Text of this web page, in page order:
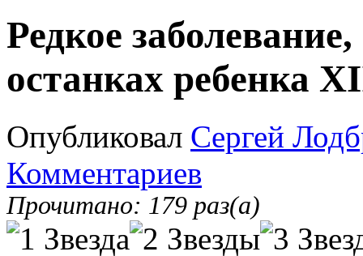
Редкое
останках ребенка
Опубликовал Сергей
Комментариев
Прочитано: 179 раз(а)